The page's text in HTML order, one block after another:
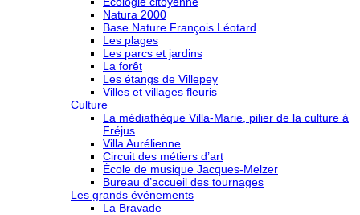
Natura 2000
Base Nature François Léotard
Les plages
Les parcs et jardins
La forêt
Les étangs de Villepey
Villes et villages fleuris
Culture
La médiathèque Villa-Marie, pilier de la culture à
Fréjus
Villa Aurélienne
Circuit des métiers d’art
École de musique Jacques-Melzer
Bureau d’accueil des tournages
Les grands événements
La Bravade